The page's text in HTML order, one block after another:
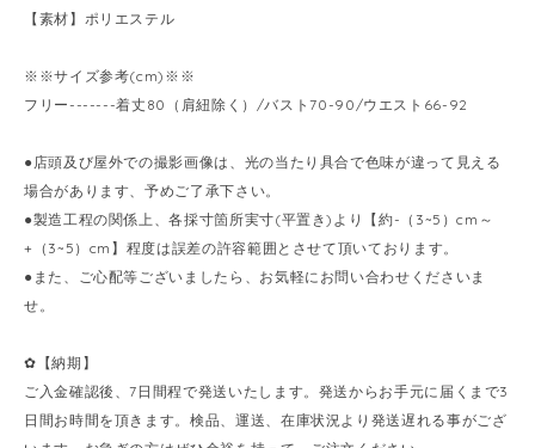
【素材】ポリエステル
※※サイズ参考(cm)※※
フリー-------着丈80（肩紐除く）/バスト70-90/ウエスト66-92
●店頭及び屋外での撮影画像は、光の当たり具合で色味が違って見える
場合があります、予めご了承下さい。
●製造工程の関係上、各採寸箇所実寸(平置き)より【約-（3~5）cm～
+（3~5）cm】程度は誤差の許容範囲とさせて頂いております。
●また、ご心配等ございましたら、お気軽にお問い合わせくださいま
せ。
✿【納期】
ご入金確認後、7日間程で発送いたします。発送からお手元に届くまで3
日間お時間を頂きます。検品、運送、在庫状況より発送遅れる事がござ